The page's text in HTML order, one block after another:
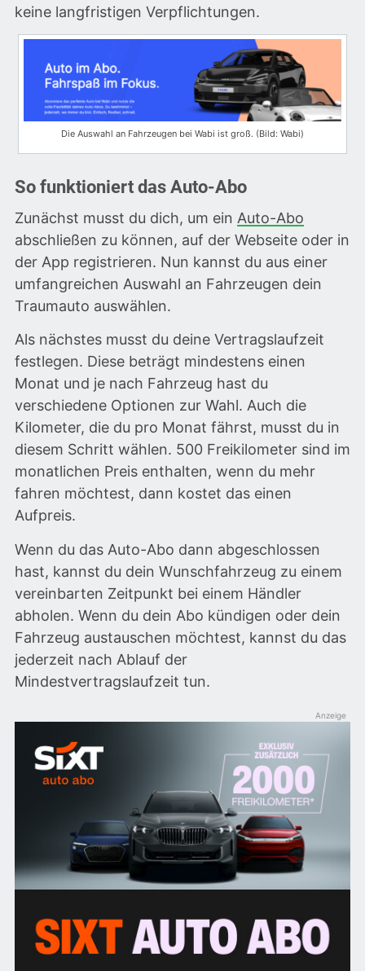
keine langfristigen Verpflichtungen.
Die Auswahl an Fahrzeugen bei Wabi ist groß. (Bild: Wabi)
So funktioniert das Auto-Abo
Zunächst musst du dich, um ein Auto-Abo
abschließen zu können, auf der Webseite oder in
der App registrieren. Nun kannst du aus einer
umfangreichen Auswahl an Fahrzeugen dein
Traumauto auswählen.
Als nächstes musst du deine Vertragslaufzeit
festlegen. Diese beträgt mindestens einen
Monat und je nach Fahrzeug hast du
verschiedene Optionen zur Wahl. Auch die
Kilometer, die du pro Monat fährst, musst du in
diesem Schritt wählen. 500 Freikilometer sind im
monatlichen Preis enthalten, wenn du mehr
fahren möchtest, dann kostet das einen
Aufpreis.
Wenn du das Auto-Abo dann abgeschlossen
hast, kannst du dein Wunschfahrzeug zu einem
vereinbarten Zeitpunkt bei einem Händler
abholen. Wenn du dein Abo kündigen oder dein
Fahrzeug austauschen möchtest, kannst du das
jederzeit nach Ablauf der
Mindestvertragslaufzeit tun.